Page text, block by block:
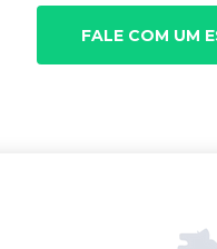
FALE COM UM